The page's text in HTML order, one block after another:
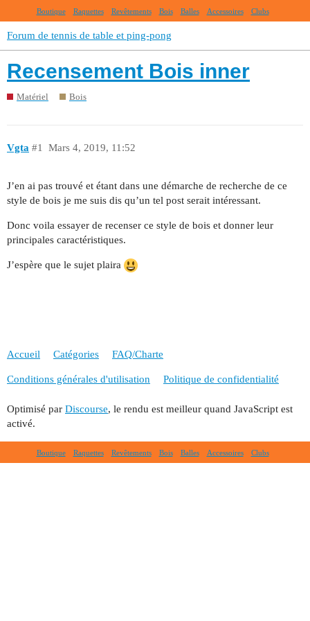
Boutique Raquettes Revêtements Bois Balles Accessoires Clubs
Forum de tennis de table et ping-pong
Recensement Bois inner
Matériel Bois
Vgta Mars 4, 2019, 11:52
#1
J’en ai pas trouvé et étant dans une démarche de recherche de ce
style de bois je me suis dis qu’un tel post serait intéressant.
Donc voila essayer de recenser ce style de bois et donner leur
principales caractéristiques.
J’espère que le sujet plaira
Accueil Catégories FAQ/Charte
Conditions générales d'utilisation Politique de confidentialité
Optimisé par Discourse, le rendu est meilleur quand JavaScript est
activé.
Boutique Raquettes Revêtements Bois Balles Accessoires Clubs